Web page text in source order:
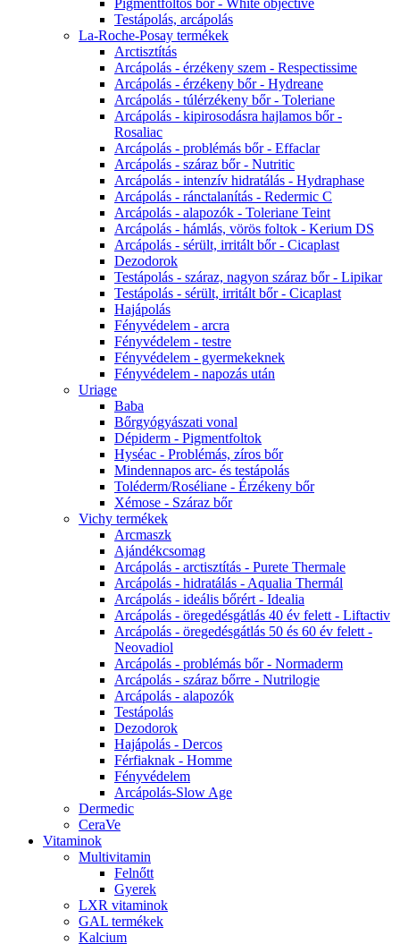
Pigmentfoltos bőr - White objective
Testápolás, arcápolás
La-Roche-Posay termékek
Arctisztítás
Arcápolás - érzékeny szem - Respectissime
Arcápolás - érzékeny bőr - Hydreane
Arcápolás - túlérzékeny bőr - Toleriane
Arcápolás - kipirosodásra hajlamos bőr -
Rosaliac
Arcápolás - problémás bőr - Effaclar
Arcápolás - száraz bőr - Nutritic
Arcápolás - intenzív hidratálás - Hydraphase
Arcápolás - ránctalanítás - Redermic C
Arcápolás - alapozók - Toleriane Teint
Arcápolás - hámlás, vörös foltok - Kerium DS
Arcápolás - sérült, irritált bőr - Cicaplast
Dezodorok
Testápolás - száraz, nagyon száraz bőr - Lipikar
Testápolás - sérült, irritált bőr - Cicaplast
Hajápolás
Fényvédelem - arcra
Fényvédelem - testre
Fényvédelem - gyermekeknek
Fényvédelem - napozás után
Uriage
Baba
Bőrgyógyászati vonal
Dépiderm - Pigmentfoltok
Hyséac - Problémás, zíros bőr
Mindennapos arc- és testápolás
Toléderm/Roséliane - Érzékeny bőr
Xémose - Száraz bőr
Vichy termékek
Arcmaszk
Ajándékcsomag
Arcápolás - arctisztítás - Purete Thermale
Arcápolás - hidratálás - Aqualia Thermál
Arcápolás - ideális bőrért - Idealia
Arcápolás - öregedésgátlás 40 év felett - Liftactiv
Arcápolás - öregedésgátlás 50 és 60 év felett -
Neovadiol
Arcápolás - problémás bőr - Normaderm
Arcápolás - száraz bőrre - Nutrilogie
Arcápolás - alapozók
Testápolás
Dezodorok
Hajápolás - Dercos
Férfiaknak - Homme
Fényvédelem
Arcápolás-Slow Age
Dermedic
CeraVe
Vitaminok
Multivitamin
Felnőtt
Gyerek
LXR vitaminok
GAL termékek
Kalcium